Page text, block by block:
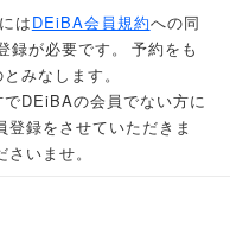
はDEiBA会員規約への同
録が必要です。
予約をも
みなします。
DEiBAの会員でない方に
登録をさせていただきま
さいませ。